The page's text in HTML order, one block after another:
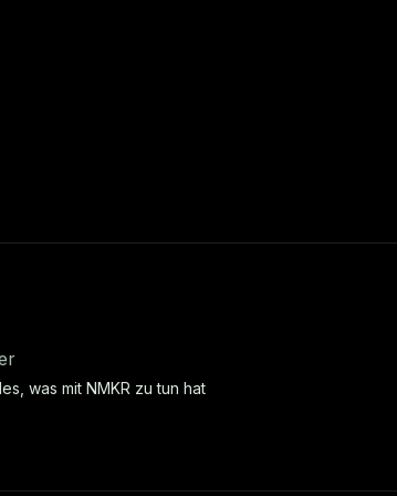
was mit NMKR zu tun hat